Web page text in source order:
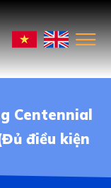
Centennial
điều kiện